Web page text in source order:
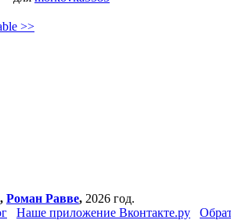
>>
, Роман Равве, 2026 год.
Наше приложение Вконтакте.ру